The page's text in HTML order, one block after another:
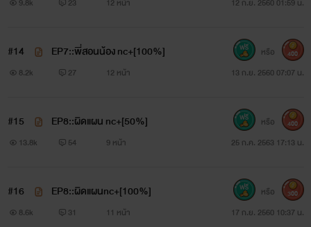
เดียร์น่า เจริญพงษ์
สาวน้อย โลกใส โลกสวย เสมือนเกิดในทุ่งลาเวนเดอร์
#14 EP7::พี่สอนน้อง nc+[100%]
8.2k 27 12 หน้า 13 ก.ย. 2560 07:07 น.
หรือ 400
#15 EP8::ผิดแผน nc+[50%]
13.8k 54 9 หน้า 25 ก.ค. 2563 17:13 น.
หรือ 400
#16 EP8::ผิดแผนnc+[100%]
8.6k 31 11 หน้า 17 ก.ย. 2560 10:37 น.
หรือ 300